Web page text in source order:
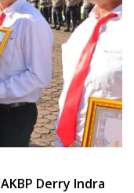
AKBP Derry Indra